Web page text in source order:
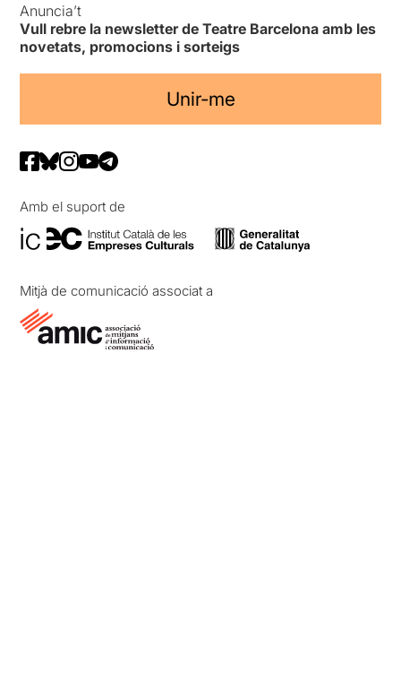
Anuncia’t
Vull rebre la newsletter de Teatre Barcelona amb les
novetats, promocions i sorteigs
Unir-me
Amb el suport de
Mitjà de comunicació associat a